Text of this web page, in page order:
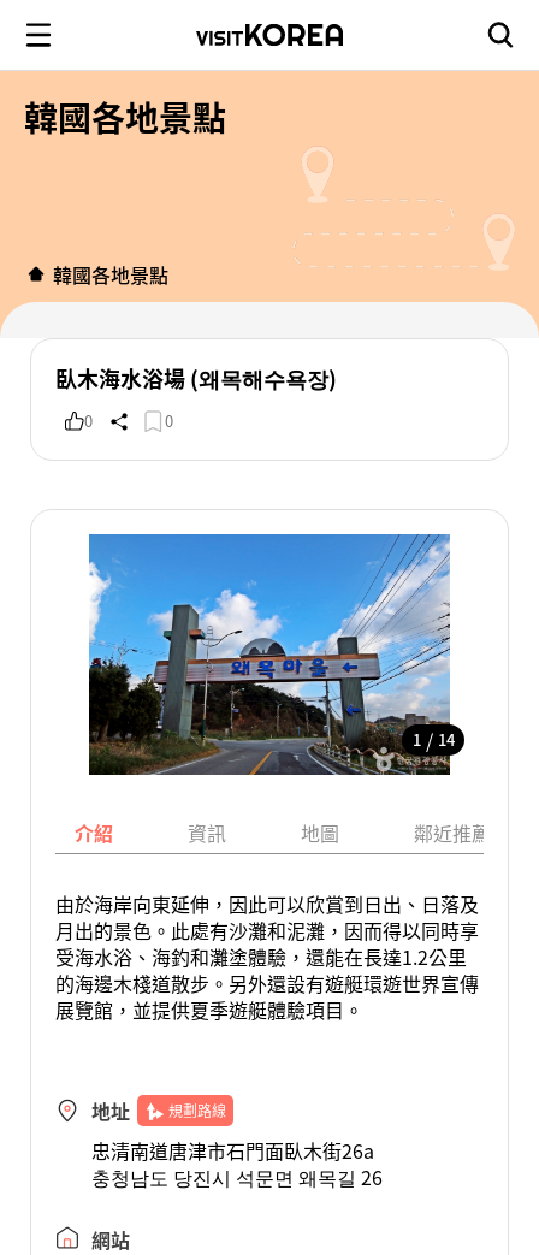
韓國各地景點
韓國各地景點
臥木海水浴場 (왜목해수욕장)
0 0
1 / 14
介紹 資訊 地圖 鄰近推薦景點
由於海岸向東延伸，因此可以欣賞到日出、日落及
月出的景色。此處有沙灘和泥灘，因而得以同時享
受海水浴、海釣和灘塗體驗，還能在長達1.2公里
的海邊木棧道散步。另外還設有遊艇環遊世界宣傳
展覽館，並提供夏季遊艇體驗項目。
地址 規劃路線
忠清南道唐津市石門面臥木街26a
충청남도 당진시 석문면 왜목길 26
網站